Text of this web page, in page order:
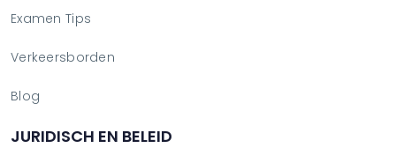
Examen Tips
Verkeersborden
Blog
JURIDISCH EN BELEID